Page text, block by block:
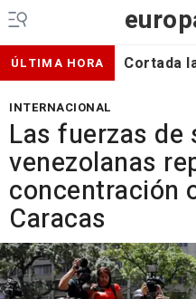
ÚLTIMA HORA Cortada
INTERNACIONAL
Las fuerzas de
venezolanas
concentración
Caracas